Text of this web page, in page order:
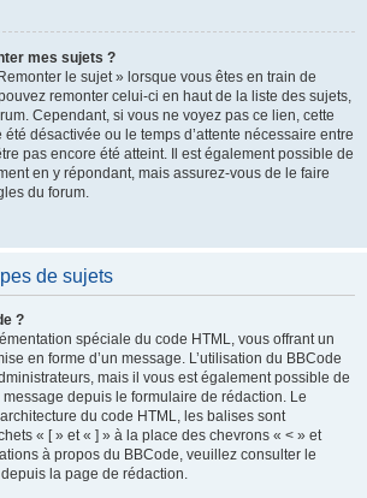
mes sujets ?
le sujet » lorsque vous êtes en train de
remonter celui-ci en haut de la liste des sujets,
Cependant, si vous ne voyez pas ce lien, cette
désactivée ou le temps d’attente nécessaire entre
pas encore été atteint. Il est également possible de
en y répondant, mais assurez-vous de le faire
du forum.
de sujets
?
spéciale du code HTML, vous offrant un
en forme d’un message. L’utilisation du BBCode
mais il vous est également possible de
depuis le formulaire de rédaction. Le
du code HTML, les balises sont
« [ » et « ] » à la place des chevrons « < » et
à propos du BBCode, veuillez consulter le
la page de rédaction.